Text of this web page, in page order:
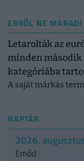
ERRŐL NE
Letarolták az
minden második
kategóriába
A saját márkás
NAPTÁR
2026.
Emőd